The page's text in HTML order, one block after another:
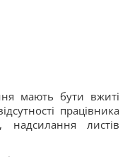
мають бути вжиті
працівника
надсилання листів